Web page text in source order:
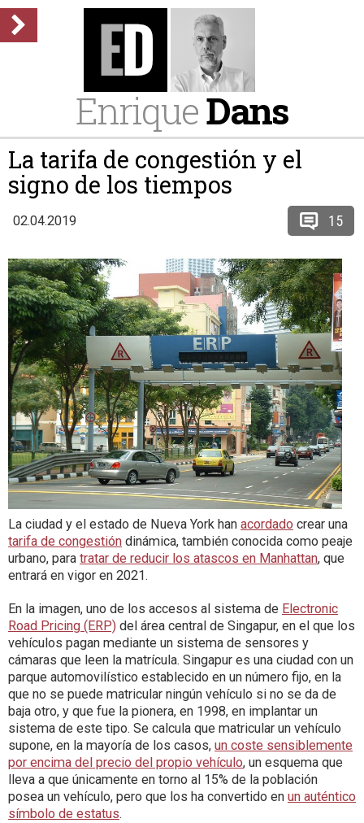
EnriqueDans
La tarifa de congestión y el
signo de los tiempos
02.04.2019 15
La ciudad y el estado de Nueva York han acordado crear una
tarifa de congestión dinámica, también conocida como peaje
urbano, para tratar de reducir los atascos en Manhattan, que
entrará en vigor en 2021.
En la imagen, uno de los accesos al sistema de Electronic
Road Pricing (ERP) del área central de Singapur, en el que los
vehículos pagan mediante un sistema de sensores y
cámaras que leen la matrícula. Singapur es una ciudad con un
parque automovilístico establecido en un número fijo, en la
que no se puede matricular ningún vehículo si no se da de
baja otro, y que fue la pionera, en 1998, en implantar un
sistema de este tipo. Se calcula que matricular un vehículo
supone, en la mayoría de los casos, un coste sensiblemente
por encima del precio del propio vehículo, un esquema que
lleva a que únicamente en torno al 15% de la población
posea un vehículo, pero que los ha convertido en un auténtico
símbolo de estatus.